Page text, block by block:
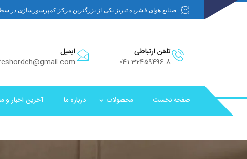
صنایع هوای فشرده تبریز یکی از بزرگترین مرکز کمپرسورسازی در
تلفن ارتباطی
041-32459496-8
ایمیل
صفحه نخست محصولات درباره ما آخرین اخبار و